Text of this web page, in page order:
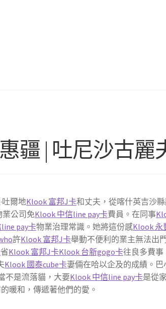
疆 | 吐尼沙古
吐爾地Klook 富邦J卡和丈夫，從喀什英吉沙
業公司免Klook 中信line pay卡費員。在同事
pay卡物業治理常識。她將這份感Klook 永
許Klook 富邦J卡舉動不便利的業主無法出
省Klook 富邦J卡Klook 台新gogo卡往良多費事
Klook 國泰cube卡妻倆在哈以企及的成績。
不是流落貓，大要Klook 中信line pay卡是從
暖和，傳遞著他們的愛。